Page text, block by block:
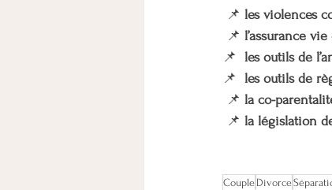
📌 les violences
📌 l’assurance
📌
les outils de
📌
les outils de
📌 la co-
📌 la législation
Couple Divorce